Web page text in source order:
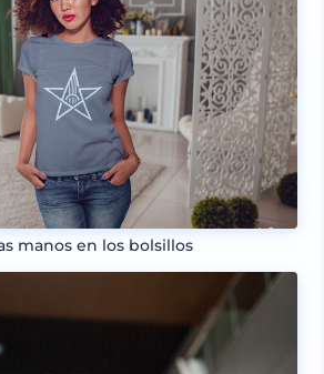
manos en los bolsillos